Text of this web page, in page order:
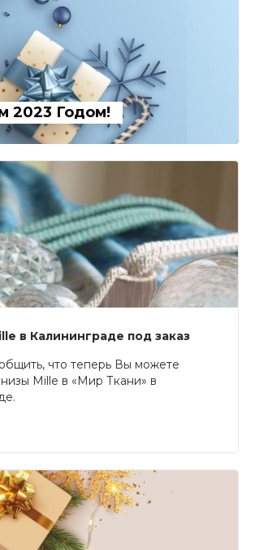
2023 Годом!
в Калининграде под заказ
что теперь Вы можете
Mille в «Мир Ткани» в